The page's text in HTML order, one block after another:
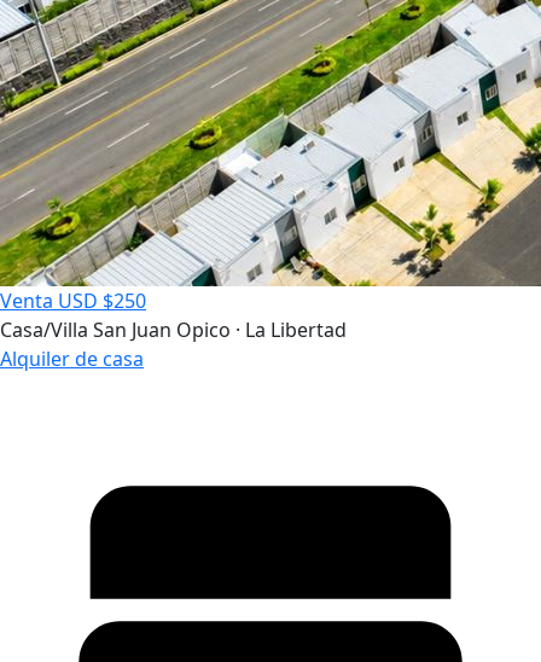
Venta USD $250
Casa/Villa San Juan Opico · La Libertad
Alquiler de casa